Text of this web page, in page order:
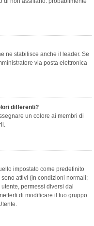
ne stabilisce anche il leader. Se
via posta elettronica
differenti?
un colore ai membri di
impostato come predefinito
attivi (in condizioni normali;
permessi diversi dal
di modificare il tuo gruppo